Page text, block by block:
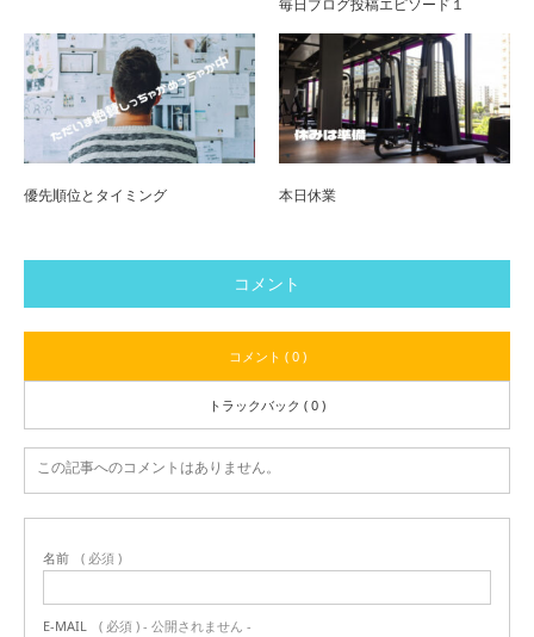
毎日ブログ投稿エピソード１
優先順位とタイミング 本日休業
コメント
コメント ( 0 )
トラックバック ( 0 )
この記事へのコメントはありません。
名前 ( 必須 )
E-MAIL ( 必須 ) - 公開されません -